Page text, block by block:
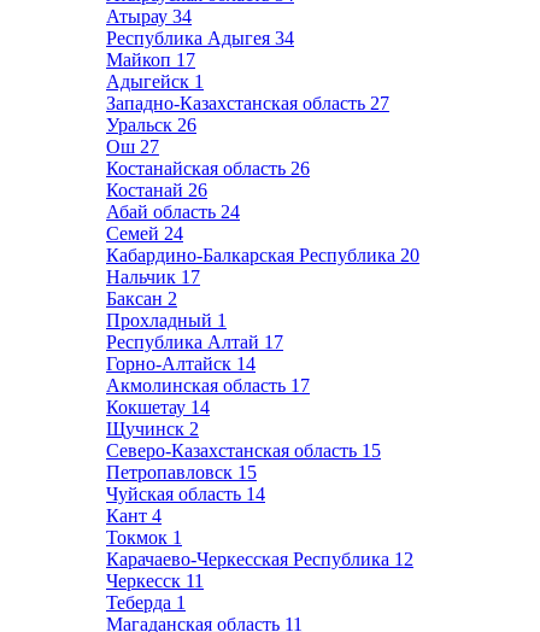
Атырау 34
Республика Адыгея 34
Майкоп 17
Адыгейск 1
Западно-Казахстанская область 27
Уральск 26
Ош 27
Костанайская область 26
Костанай 26
Абай область 24
Семей 24
Кабардино-Балкарская Республика 20
Нальчик 17
Баксан 2
Прохладный 1
Республика Алтай 17
Горно-Алтайск 14
Акмолинская область 17
Кокшетау 14
Щучинск 2
Северо-Казахстанская область 15
Петропавловск 15
Чуйская область 14
Кант 4
Токмок 1
Карачаево-Черкесская Республика 12
Черкесск 11
Теберда 1
Магаданская область 11